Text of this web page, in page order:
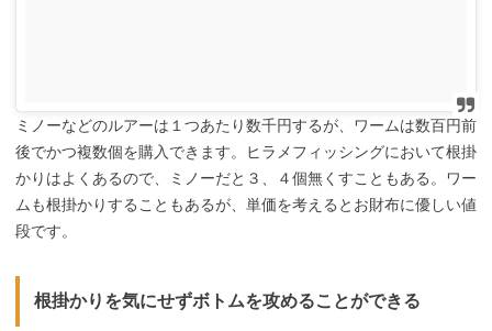
ミノーなどのルアーは１つあたり数千円するが、ワームは数百円前
後でかつ複数個を購入できます。ヒラメフィッシングにおいて根掛
かりはよくあるので、ミノーだと３、４個無くすこともある。ワー
ムも根掛かりすることもあるが、単価を考えるとお財布に優しい値
段です。
根掛かりを気にせずボトムを攻めることができる